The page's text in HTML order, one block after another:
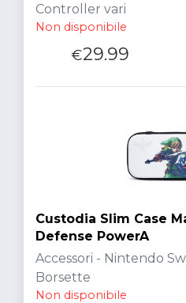
Controller vari
Non disponibile
€29.99
Custodia Slim Case
Defense PowerA
Accessori - Nintendo
Borsette
Non disponibile